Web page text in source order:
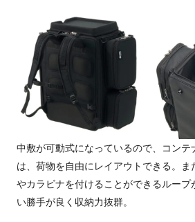
中敷が可動式になっているので、コンテ
は、荷物を自由にレイアウトできる。ま
やカラビナを付けることができるループ
い勝手が良く収納力抜群。